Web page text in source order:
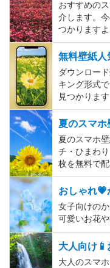
おすすめの
介します。
つかりますよ
無料壁紙人
ダウンロー
キング形式
見つかります
夏のスマホ
夏のスマホ
チ・ひまわ
枚を無料で
おしゃれ
女子向けの
可愛いお花
大人向け
大人のスマ